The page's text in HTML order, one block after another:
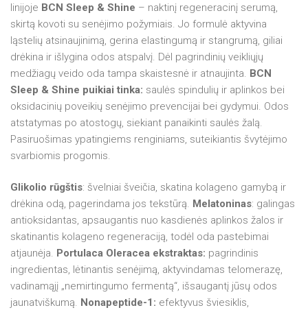
FROIKA nuo vabzdžių įkandimų, nudegimų
linijoje BCN Sleep & Shine – naktinį regeneracinį serumą,
skirtą kovoti su senėjimo požymiais. Jo formulė aktyvina
ląstelių atsinaujinimą, gerina elastingumą ir stangrumą, giliai
drėkina ir išlygina odos atspalvį. Dėl pagrindinių veikliųjų
medžiagų veido oda tampa skaistesnė ir atnaujinta. BCN
Sleep & Shine puikiai tinka: saulės spindulių ir aplinkos bei
oksidacinių poveikių senėjimo prevencijai bei gydymui. Odos
atstatymas po atostogų, siekiant panaikinti saulės žalą.
Pasiruošimas ypatingiems renginiams, suteikiantis švytėjimo
svarbiomis progomis.
Glikolio rūgštis: švelniai šveičia, skatina kolageno gamybą ir
drėkina odą, pagerindama jos tekstūrą. Melatoninas: galingas
antioksidantas, apsaugantis nuo kasdienės aplinkos žalos ir
skatinantis kolageno regeneraciją, todėl oda pastebimai
atjaunėja. Portulaca Oleracea ekstraktas: pagrindinis
ingredientas, lėtinantis senėjimą, aktyvindamas telomerazę,
vadinamąjį „nemirtingumo fermentą“, išsaugantį jūsų odos
jaunatviškumą. Nonapeptide-1: efektyvus šviesiklis,